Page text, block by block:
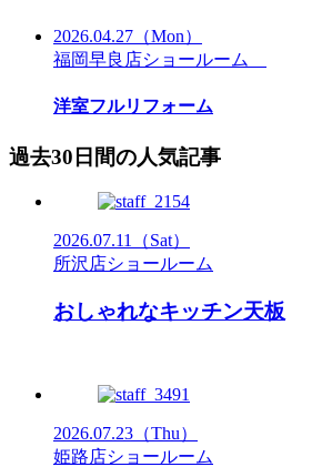
2026.04.27 （Mon）
福岡早良店ショールーム
洋室フルリフォーム
過去30日間の人気記事
2026.07.11
（Sat）
所沢店ショールーム
おしゃれなキッチン天板
2026.07.23 （Thu）
姫路店ショールーム